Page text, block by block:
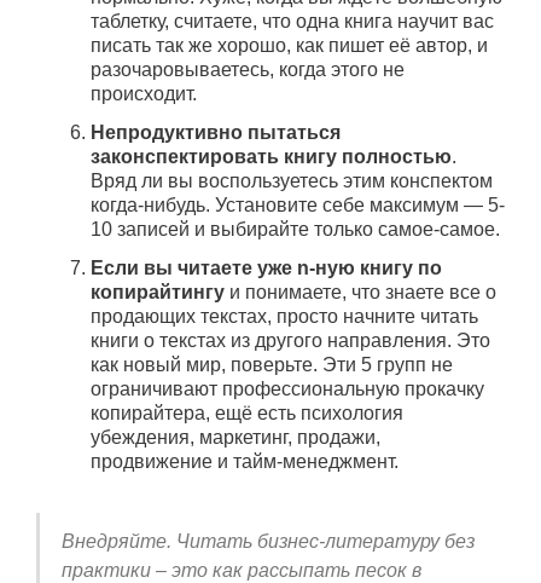
таблетку, считаете, что одна книга научит вас
писать так же хорошо, как пишет её автор, и
разочаровываетесь, когда этого не
происходит.
Непродуктивно пытаться
законспектировать книгу полностью.
Вряд ли вы воспользуетесь этим конспектом
когда-нибудь. Установите себе максимум — 5-
10 записей и выбирайте только самое-самое.
Если вы читаете уже n-ную книгу по
копирайтингуи понимаете, что знаете все о
продающих текстах, просто начните читать
книги о текстах из другого направления. Это
как новый мир, поверьте. Эти 5 групп не
ограничивают профессиональную прокачку
копирайтера, ещё есть психология
убеждения, маркетинг, продажи,
продвижение и тайм-менеджмент.
Внедряйте. Читать бизнес-литературу без
практики – это как рассыпать песок в